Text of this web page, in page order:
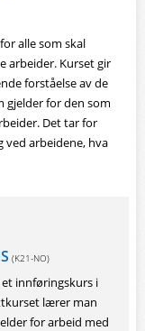
alle som skal
arbeider. Kurset gir
forståelse av de
gjelder for den som
Det tar for
ved arbeidene, hva
(K21-NO)
innføringskurs i
lærer man
for arbeid med